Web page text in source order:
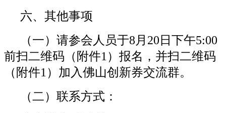
六、其他事项
（一）请参会人员于8月20日下午5:00
前扫二维码（附件1）报名，并扫二维码
（附件1）加入佛山创新券交流群。
（二）联系方式：